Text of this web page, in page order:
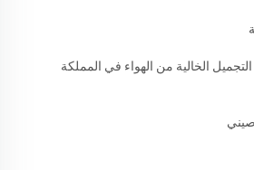
الخالية من الهواء في المملكة